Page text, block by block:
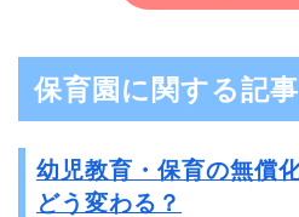
保育園に関する記事
幼児教育・保育の無償
どう変わる？